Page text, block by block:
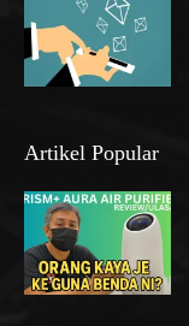
Artikel Popular